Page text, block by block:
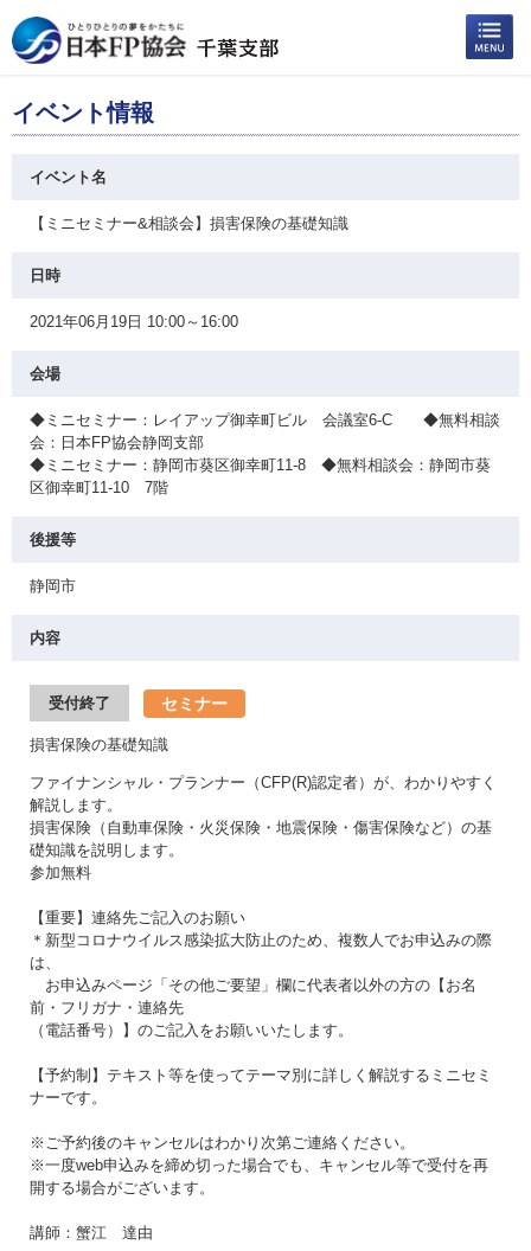
イベント情報
イベント名
【ミニセミナー&相談会】損害保険の基礎知識
日時
2021年06月19日 10:00～16:00
会場
◆ミニセミナー：レイアップ御幸町ビル 会議室6-C ◆無料相談
会：日本FP協会静岡支部
◆ミニセミナー：静岡市葵区御幸町11-8 ◆無料相談会：静岡市葵
区御幸町11-10 7階
後援等
静岡市
内容
受付終了 セミナー
損害保険の基礎知識
ファイナンシャル・プランナー（CFP(R)認定者）が、わかりやすく
解説します。
損害保険（自動車保険・火災保険・地震保険・傷害保険など）の基
礎知識を説明します。
参加無料
【重要】連絡先ご記入のお願い
＊新型コロナウイルス感染拡大防止のため、複数人でお申込みの際
は、
お申込みページ「その他ご要望」欄に代表者以外の方の【お名
前・フリガナ・連絡先
（電話番号）】のご記入をお願いいたします。
【予約制】テキスト等を使ってテーマ別に詳しく解説するミニセミ
ナーです。
※ご予約後のキャンセルはわかり次第ご連絡ください。
※一度web申込みを締め切った場合でも、キャンセル等で受付を再
開する場合がございます。
講師：蟹江 達由